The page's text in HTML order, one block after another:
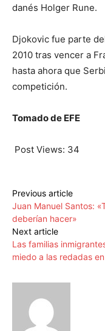
danés Holger Rune.
Djokovic fue parte
2010 tras vencer a
hasta ahora que
competición.
Tomado de EFE
Post Views: 34
Previous article
Juan Manuel Santos:
deberían hacer»
Next article
Las familias
miedo a las redadas